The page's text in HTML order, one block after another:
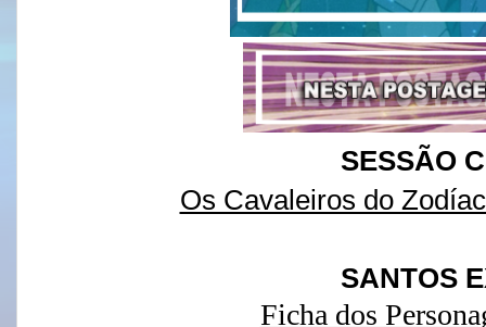
SESSÃO
Os Cavaleiros do
SANTOS
Ficha dos